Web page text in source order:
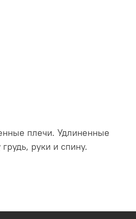
плечи. Удлиненные
руки и спину.